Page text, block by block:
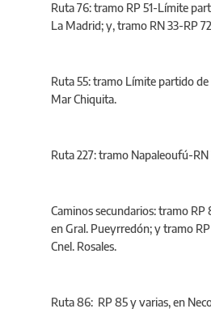
Ruta 76: tramo RP 51-Límite
La Madrid; y, tramo RN 33-RP
Ruta 55: tramo Límite partido
Mar Chiquita.
Ruta 227: tramo Napaleoufú-RN
Caminos secundarios: tramo
en Gral. Pueyrredón; y tramo
Cnel. Rosales.
Ruta 86: RP 85 y varias, en